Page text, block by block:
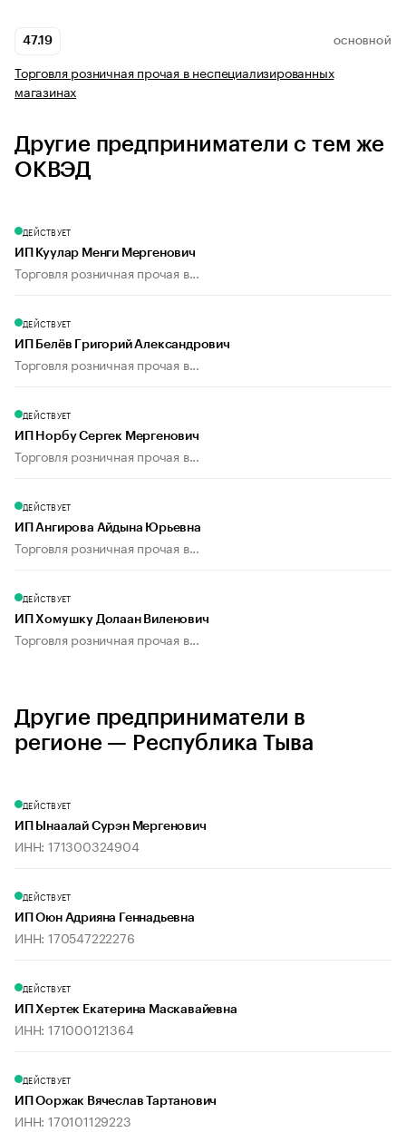
47.19 ОСНОВНОЙ
Торговля розничная прочая в неспециализированных
магазинах
Другие предприниматели с тем же
ОКВЭД
ДЕЙСТВУЕТ
ИП Куулар Менги Мергенович
Торговля розничная прочая в...
ДЕЙСТВУЕТ
ИП Белёв Григорий Александрович
Торговля розничная прочая в...
ДЕЙСТВУЕТ
ИП Норбу Сергек Мергенович
Торговля розничная прочая в...
ДЕЙСТВУЕТ
ИП Ангирова Айдына Юрьевна
Торговля розничная прочая в...
ДЕЙСТВУЕТ
ИП Хомушку Долаан Виленович
Торговля розничная прочая в...
Другие предприниматели в
регионе — Республика Тыва
ДЕЙСТВУЕТ
ИП Ынаалай Сурэн Мергенович
ИНН: 171300324904
ДЕЙСТВУЕТ
ИП Оюн Адрияна Геннадьевна
ИНН: 170547222276
ДЕЙСТВУЕТ
ИП Хертек Екатерина Маскавайевна
ИНН: 171000121364
ДЕЙСТВУЕТ
ИП Ооржак Вячеслав Тартанович
ИНН: 170101129223